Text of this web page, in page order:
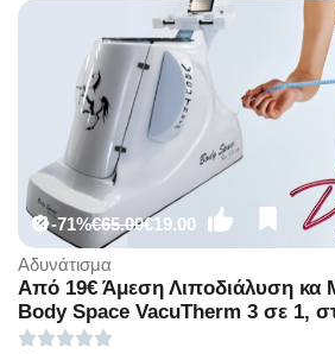
-71%€65.00€19.00
Αδυνάτισμα
Από 19€ Άμεση Λιποδιάλυση κα
Body Space VacuTherm 3 σε 1,
Νέο Ηράκλειο.